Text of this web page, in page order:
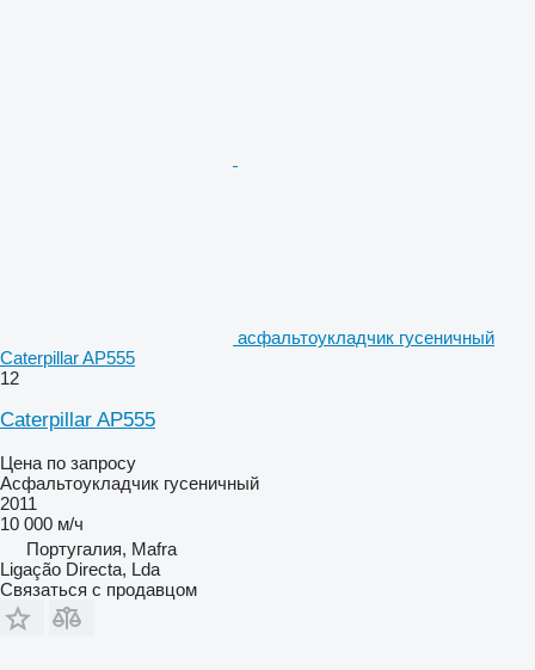
асфальтоукладчик гусеничный
Caterpillar AP555
12
Caterpillar AP555
Цена по запросу
Асфальтоукладчик гусеничный
2011
10 000 м/ч
Португалия, Mafra
Ligação Directa, Lda
Связаться с продавцом